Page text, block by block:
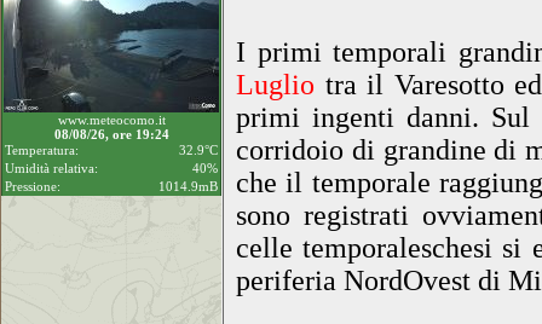
www.meteocomo.it
08/08/26, ore 19:24
Temperatura:
32.9°C
Umidità relativa:
40%
Pressione:
1014.9mB
I primi temporali
Luglio tra il Varesotto
primi ingenti danni. Sul
corridoio di grandine di
che il temporale
sono registrati
celle temporaleschesi si
periferia NordOvest di